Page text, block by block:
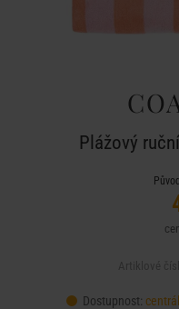
Plážový
Dostupnost: